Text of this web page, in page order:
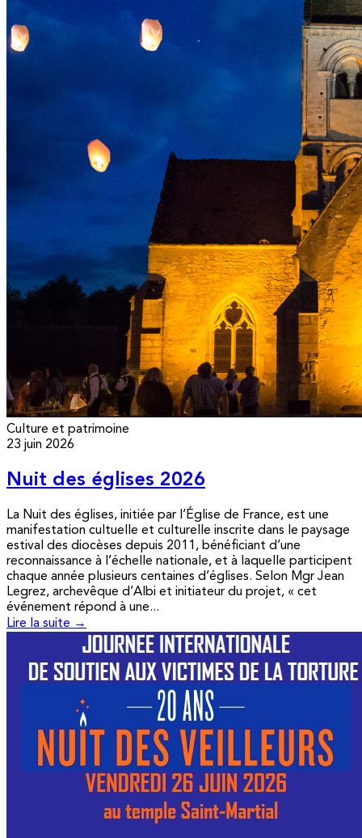
Culture et patrimoine
23 juin 2026
Nuit des églises 2026
La Nuit des églises, initiée par l’Église de France, est une
manifestation cultuelle et culturelle inscrite dans le paysage
estival des diocèses depuis 2011, bénéficiant d’une
reconnaissance à l’échelle nationale, et à laquelle participent
chaque année plusieurs centaines d’églises. Selon Mgr Jean
Legrez, archevêque d’Albi et initiateur du projet, « cet
événement répond à une...
Lire la suite →